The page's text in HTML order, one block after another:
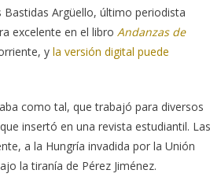
Argüello, último periodista
excelente en el libro Andanzas de
y la versión digital puede
como tal, que trabajó para diversos
insertó en una revista estudiantil. Las
a la Hungría invadida por la Unión
la tiranía de Pérez Jiménez.